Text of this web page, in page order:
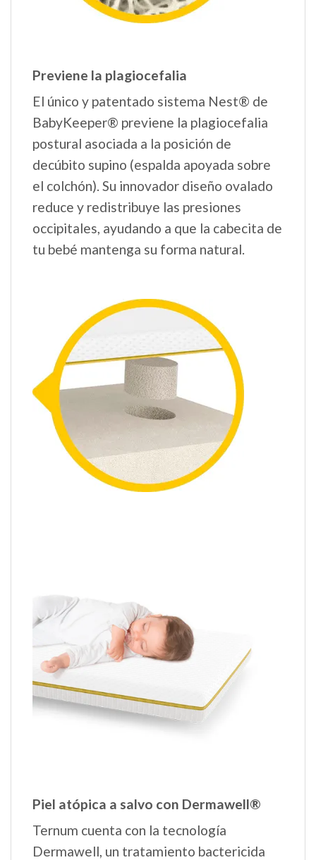
Previene la plagiocefalia
El único y patentado sistema Nest® de
BabyKeeper® previene la plagiocefalia
postural asociada a la posición de
decúbito supino (espalda apoyada sobre
el colchón). Su innovador diseño ovalado
reduce y redistribuye las presiones
occipitales, ayudando a que la cabecita de
tu bebé mantenga su forma natural.
Piel atópica a salvo con Dermawell®
Ternum cuenta con la tecnología
Dermawell, un tratamiento bactericida